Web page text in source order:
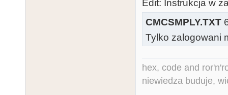
Edit: Instrukcja w
CMCSMPLY.TXT
Tylko zalogowani
hex, code and
niewiedza buduje,